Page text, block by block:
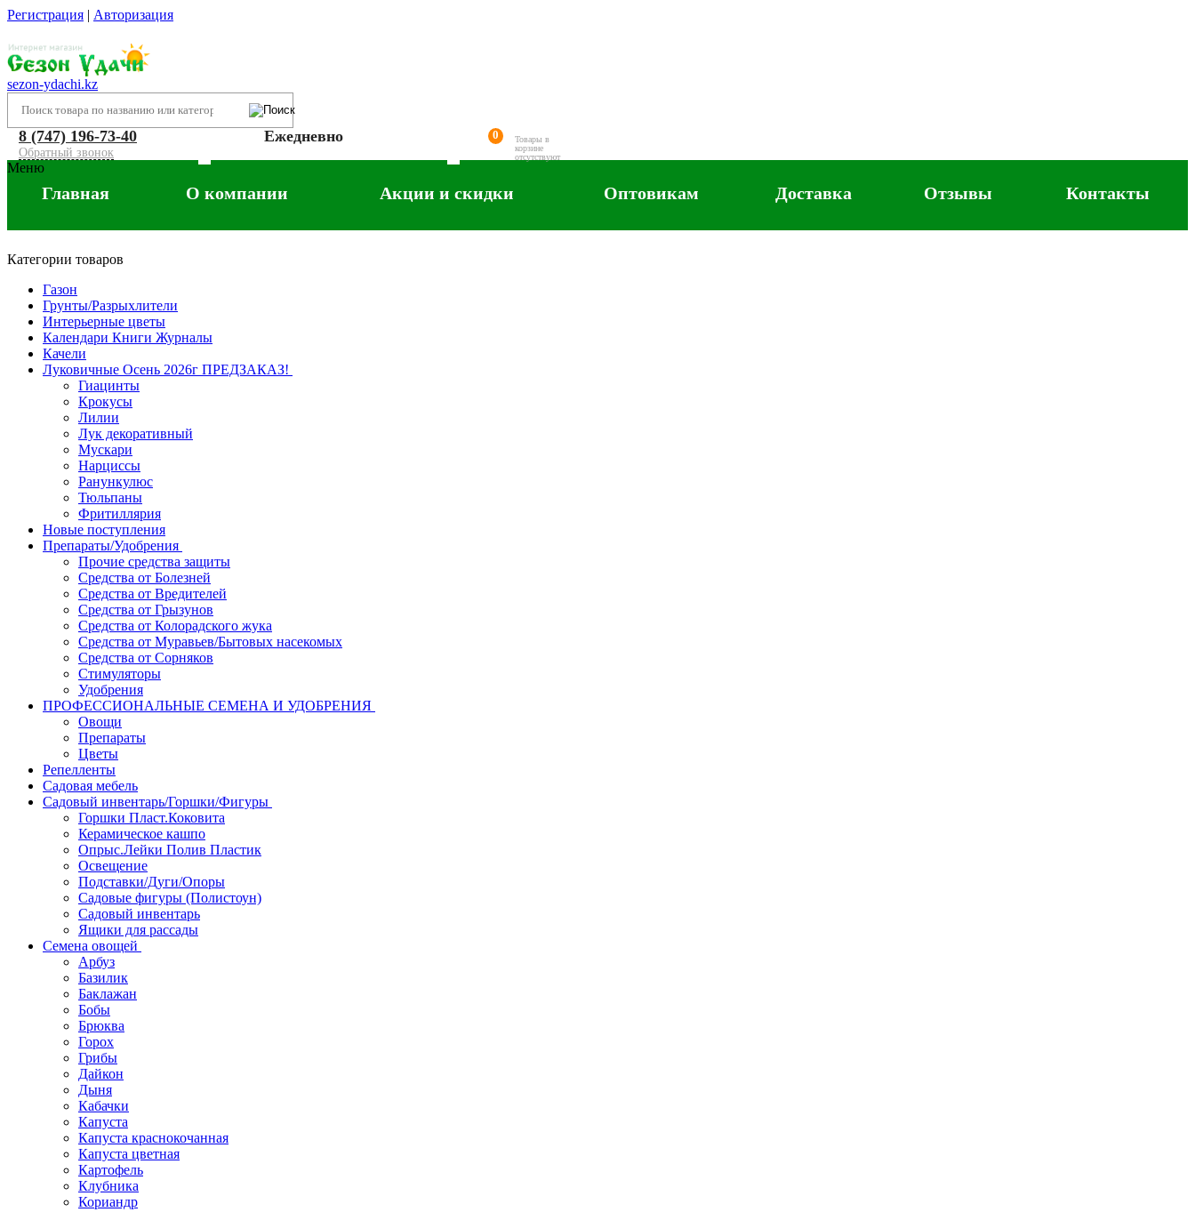
Регистрация | Авторизация
sezon-ydachi.kz
8 (747) 196-73-40
Обратный звонок
Ежедневно 0
Товары в
корзине
отсутствуют
Меню
Главная О компании Акции и скидки Оптовикам Доставка Отзывы Контакты
Категории товаров
Газон
Грунты/Разрыхлители
Интерьерные цветы
Календари Книги Журналы
Качели
Луковичные Осень 2026г ПРЕДЗАКАЗ!
Гиацинты
Крокусы
Лилии
Лук декоративный
Мускари
Нарциссы
Ранункулюс
Тюльпаны
Фритиллярия
Новые поступления
Препараты/Удобрения
Прочие средства защиты
Средства от Болезней
Средства от Вредителей
Средства от Грызунов
Средства от Колорадского жука
Средства от Муравьев/Бытовых насекомых
Средства от Сорняков
Стимуляторы
Удобрения
ПРОФЕССИОНАЛЬНЫЕ СЕМЕНА И УДОБРЕНИЯ
Овощи
Препараты
Цветы
Репелленты
Садовая мебель
Садовый инвентарь/Горшки/Фигуры
Горшки Пласт.Коковита
Керамическое кашпо
Опрыс.Лейки Полив Пластик
Освещение
Подставки/Дуги/Опоры
Садовые фигуры (Полистоун)
Садовый инвентарь
Ящики для рассады
Семена овощей
Арбуз
Базилик
Баклажан
Бобы
Брюква
Горох
Грибы
Дайкон
Дыня
Кабачки
Капуста
Капуста краснокочанная
Капуста цветная
Картофель
Клубника
Кориандр